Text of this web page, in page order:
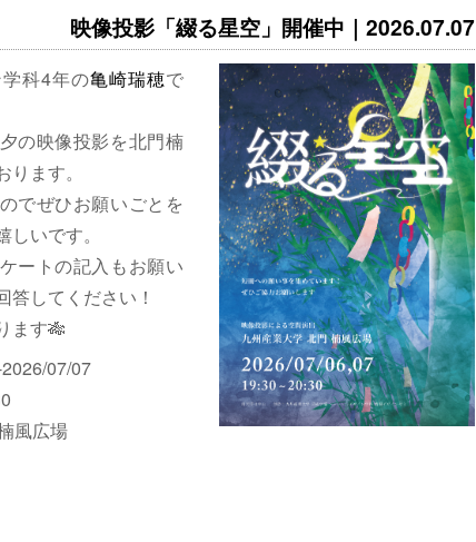
映像投影「綴る星空」開催中｜2026.07.07
科4年の亀崎瑞穂で
の映像投影を北門楠
ます。
でぜひお願いごとを
いです。
ートの記入もお願い
答してください！
ます🎋
07/07
風広場